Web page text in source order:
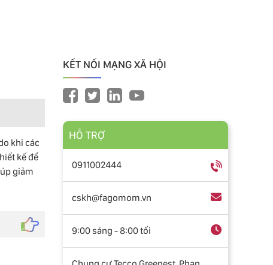
khi các
kế để
giảm
KẾT NỐI MẠNG XÃ HỘI
HỖ TRỢ
0911002444
cskh@fagomom.vn
9:00 sáng - 8:00 tối